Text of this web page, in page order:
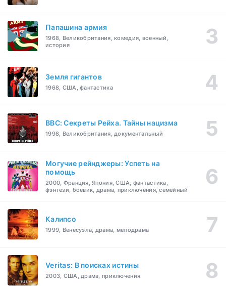
Папашина армия
1968, Великобритания, комедия, военный,
история
Земля гигантов
1968, США, фантастика
BBC: Секреты Рейха. Тайны нацизма
1998, Великобритания, документальный
Могучие рейнджеры: Успеть на
помощь
2000, Франция, Япония, США, фантастика,
фэнтези, боевик, драма, приключения, семейный
Калипсо
1999, Венесуэла, драма, мелодрама
Veritas: В поисках истины
2003, США, драма, приключения